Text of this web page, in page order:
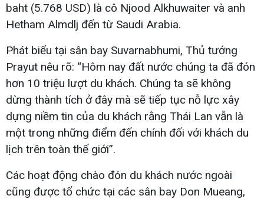
baht (5.768 USD) là cô Njood Alkhuwaiter và anh
Hetham Almdlj đến từ Saudi Arabia.
Phát biểu tại sân bay Suvarnabhumi, Thủ tướng
Prayut nêu rõ: “Hôm nay đất nước chúng ta đã đón
hơn 10 triệu lượt du khách. Chúng ta sẽ không
dừng thành tích ở đây mà sẽ tiếp tục nỗ lực xây
dựng niềm tin của du khách rằng Thái Lan vẫn là
một trong những điểm đến chính đối với khách du
lịch trên toàn thế giới”.
Các hoạt động chào đón du khách nước ngoài
cũng được tổ chức tại các sân bay Don Mueang,